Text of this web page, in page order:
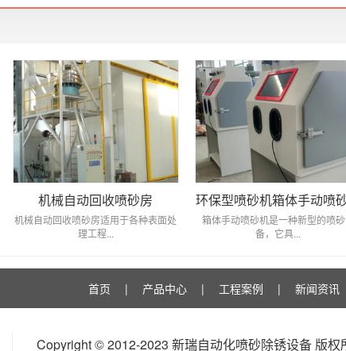
机械自动回收喷砂房
机械自动回收喷砂房适用于各种表面处
理工程...
环保型喷砂机箱体手动喷
箱体手动喷砂机是一种新型的喷
备，它具...
首页 | 产品中心 | 工程案例 | 新闻资讯
Copyright © 2012-2023 新瑞自动化喷砂除锈设备 版权